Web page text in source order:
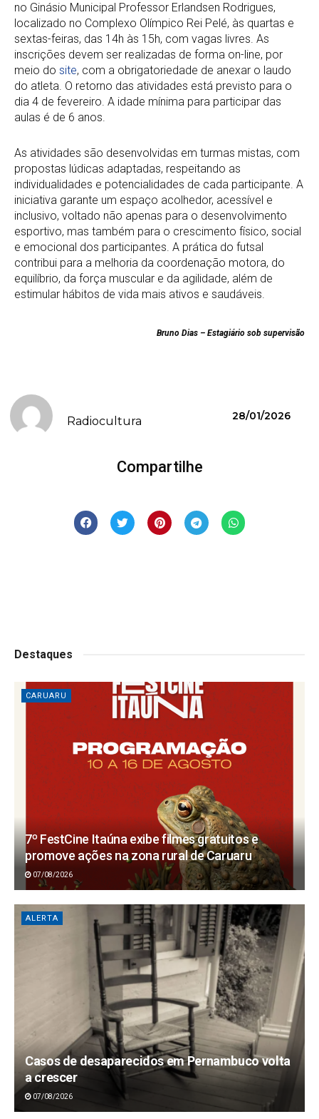
no Ginásio Municipal Professor Erlandsen Rodrigues,
localizado no Complexo Olímpico Rei Pelé, às quartas e
sextas-feiras, das 14h às 15h, com vagas livres. As
inscrições devem ser realizadas de forma on-line, por
meio do site, com a obrigatoriedade de anexar o laudo
do atleta. O retorno das atividades está previsto para o
dia 4 de fevereiro. A idade mínima para participar das
aulas é de 6 anos.
As atividades são desenvolvidas em turmas mistas, com
propostas lúdicas adaptadas, respeitando as
individualidades e potencialidades de cada participante. A
iniciativa garante um espaço acolhedor, acessível e
inclusivo, voltado não apenas para o desenvolvimento
esportivo, mas também para o crescimento físico, social
e emocional dos participantes. A prática do futsal
contribui para a melhoria da coordenação motora, do
equilíbrio, da força muscular e da agilidade, além de
estimular hábitos de vida mais ativos e saudáveis.
Bruno Dias – Estagiário sob supervisão
Radiocultura 28/01/2026
Compartilhe
Destaques
CARUARU
7º FestCine Itaúna exibe filmes gratuitos e
promove ações na zona rural de Caruaru
07/08/2026
ALERTA
Casos de desaparecidos em Pernambuco volta
a crescer
07/08/2026